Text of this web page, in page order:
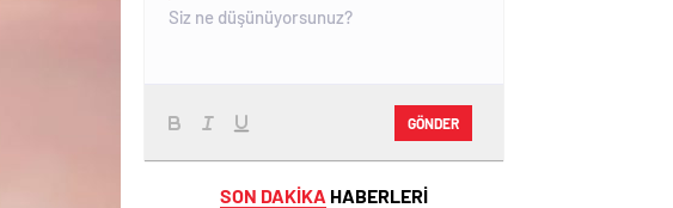
GÖNDER
SON DAKİKA HABERLERİ